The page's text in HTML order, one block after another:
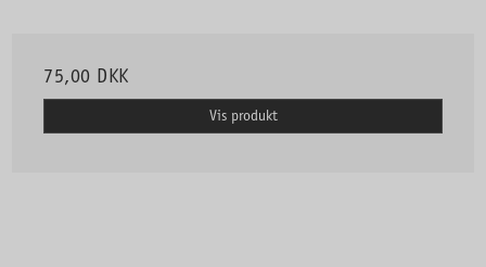
75,00 DKK
Vis produkt